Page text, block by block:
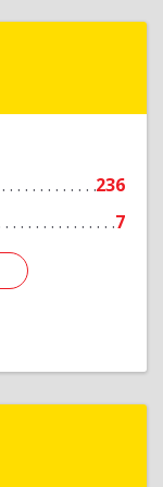
236
7
Подробнее